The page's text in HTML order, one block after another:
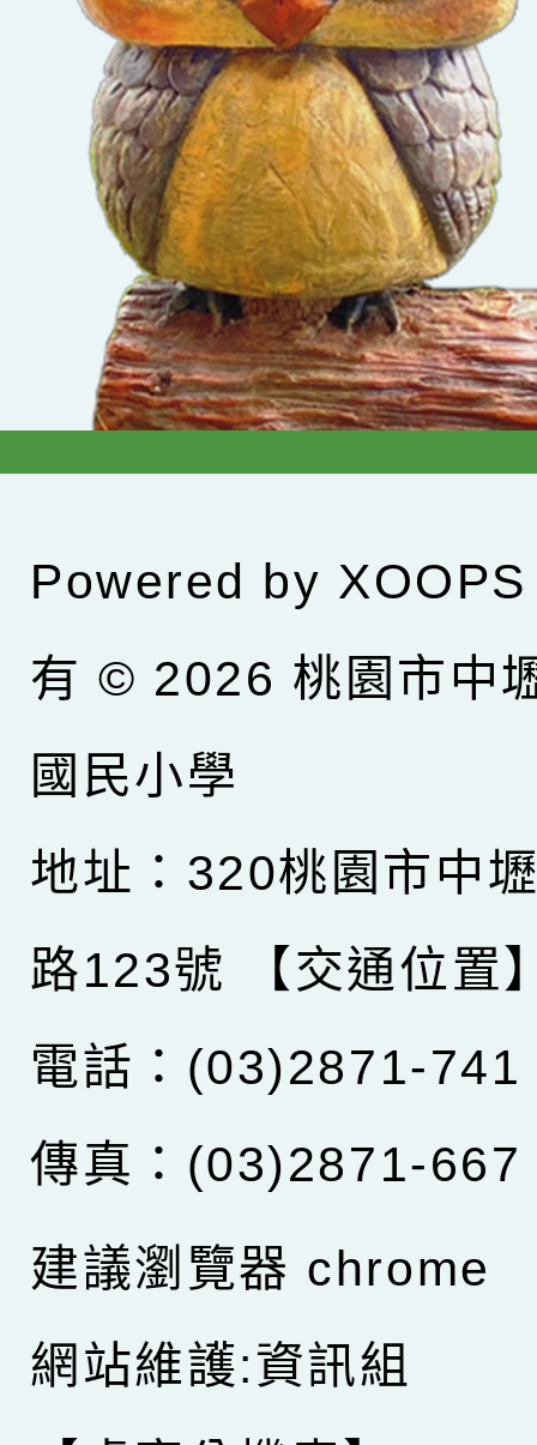
Powered by XOOPS
有 © 2026 桃園市中
國民小學
地址：320桃園市中
路123號
【交通位置
電話：(03)2871-741
傳真：(03)2871-667
建議瀏覽器 chrome
網站維護:資訊組